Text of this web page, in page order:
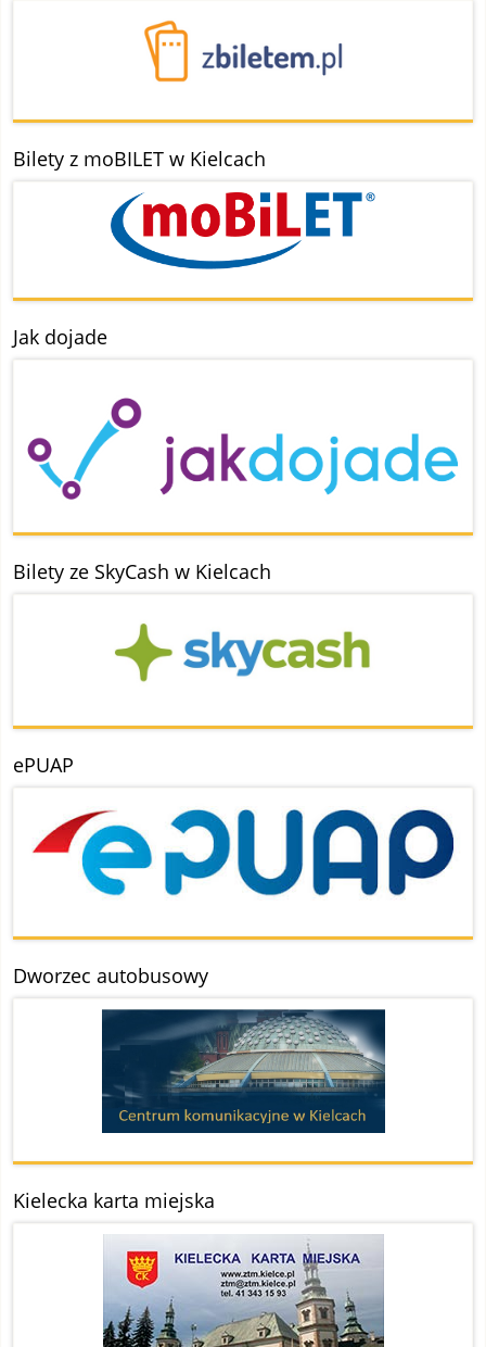
Bilety z moBILET w Kielcach
Jak dojade
Bilety ze SkyCash w Kielcach
ePUAP
Dworzec autobusowy
Kielecka karta miejska